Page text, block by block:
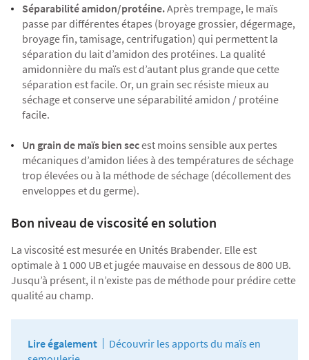
Séparabilité amidon/protéine.Après trempage, le maïs
passe par différentes étapes (broyage grossier, dégermage,
broyage fin, tamisage, centrifugation) qui permettent la
séparation du lait d’amidon des protéines. La qualité
amidonnière du maïs est d’autant plus grande que cette
séparation est facile. Or, un grain sec résiste mieux au
séchage et conserve une séparabilité amidon / protéine
facile.
Un grain de maïs bien secest moins sensible aux pertes
mécaniques d’amidon liées à des températures de séchage
trop élevées ou à la méthode de séchage (décollement des
enveloppes et du germe).
Bon niveau de viscosité en solution
La viscosité est mesurée en Unités Brabender. Elle est
optimale à 1 000 UB et jugée mauvaise en dessous de 800 UB.
Jusqu’à présent, il n’existe pas de méthode pour prédire cette
qualité au champ.
Lire également
Découvrir les apports du maïs en